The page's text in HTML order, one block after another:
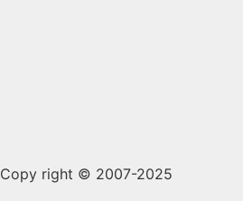
Copy right © 2007-2025